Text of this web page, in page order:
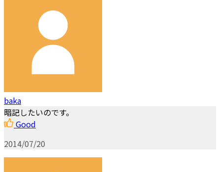
baka
暗記したいのです。
Good
2014/07/20